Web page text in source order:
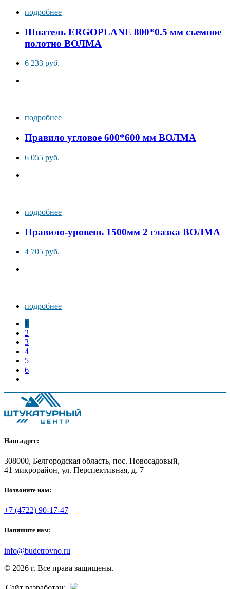
подробнее
Шпатель ERGOPLANE 800*0.5 мм съемное
полотно ВОЛМА
6 233 руб.
подробнее
Правило угловое 600*600 мм ВОЛМА
6 055 руб.
подробнее
Правило-уровень 1500мм 2 глазка ВОЛМА
4 705 руб.
подробнее
1
2
3
4
5
6
Наш адрес:
308000, Белгородская область, пос. Новосадовый,
41 микрорайон, ул. Перспективная, д. 7
Позвоните нам:
+7 (4722) 90-17-47
Напишите нам:
info@budetrovno.ru
© 2026 г. Все права защищены.